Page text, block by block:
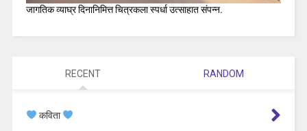
जागतिक व्याघ्र दिनानिमित्त चित्रकला स्पर्धा उत्साहात संपन्न.
RECENT RANDOM
कविता